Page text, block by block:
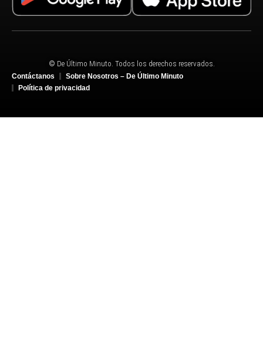
© De Último Minuto. Todos los derechos reservados.
Contáctanos
Sobre Nosotros – De Último Minuto
Política de privacidad